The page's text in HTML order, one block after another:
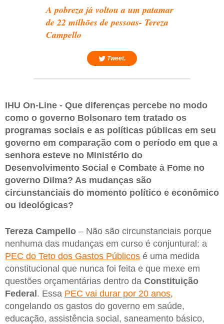
A pobreza já voltou a um patamar
de 22 milhões de pessoas- Tereza
Campello
Tweet.
IHU On-Line - Que diferenças percebe no modo
como o governo Bolsonaro tem tratado os
programas sociais e as políticas públicas em seu
governo em comparação com o período em que a
senhora esteve no Ministério do
Desenvolvimento Social e Combate à Fome no
governo Dilma? As mudanças são
circunstanciais do momento político e econômico
ou ideológicas?
Tereza Campello – Não são circunstanciais porque
nenhuma das mudanças em curso é conjuntural: a
PEC do Teto dos Gastos Públicos é uma medida
constitucional que nunca foi feita e que mexe em
questões orçamentárias dentro da Constituição
Federal. Essa PEC vai durar por 20 anos,
congelando os gastos do governo em saúde,
educação, assistência social, saneamento básico,